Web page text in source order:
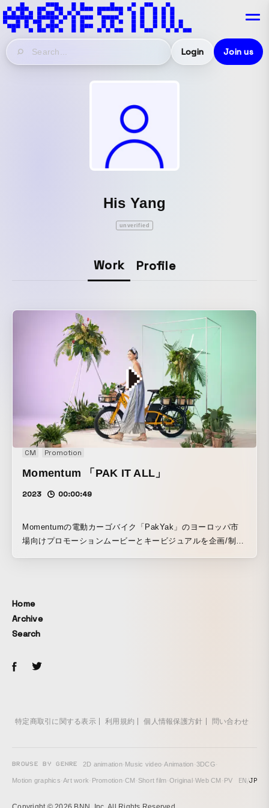
Login Join us
His Yang
unverified
Work Profile
CM Promotion
Momentum 「PAK IT ALL」
2023 00:00:49
Momentumの電動カーゴバイク「PakYak」のヨーロッパ市
場向けプロモーションムービーとキービジュアルを企画/制作
しています。
Home
Archive
Search
特定商取引に関する表示 利用規約 個人情報保護方針 問い合わせ
BROWSE BY GENRE 2D animation· Music video·Animation·3DCG·
Motion graphics·Art work· Promotion·CM · Short film·Original ·Web CM · PV EN/JP